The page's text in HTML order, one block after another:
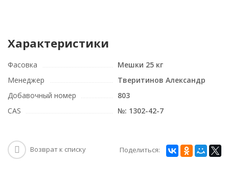
Характеристики
Фасовка
Мешки 25 кг
Менеджер
Тверитинов Александр
Добавочный номер
803
CAS
№: 1302-42-7
Возврат к списку Поделиться: